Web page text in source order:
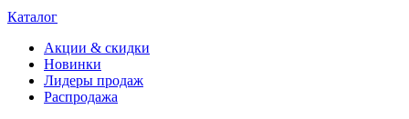
Каталог
Акции & скидки
Новинки
Лидеры продаж
Распродажа